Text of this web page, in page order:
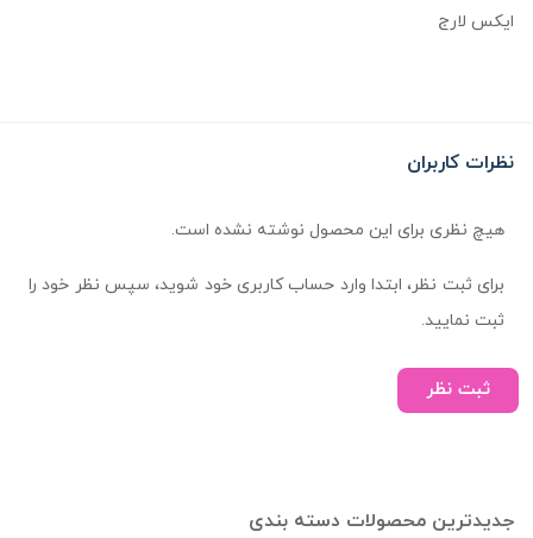
ایکس لارج
نظرات کاربران
هیچ نظری برای این محصول نوشته نشده است.
برای ثبت نظر، ابتدا وارد حساب کاربری خود شوید، سپس نظر خود را
ثبت نمایید.
ثبت نظر
جدیدترین محصولات دسته بندی